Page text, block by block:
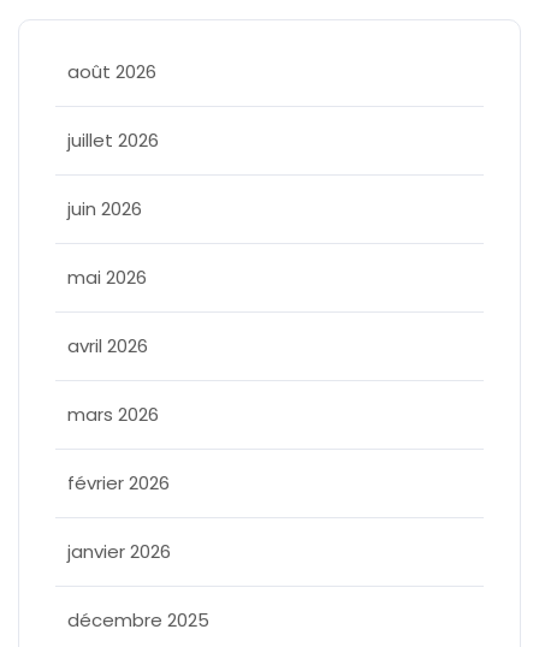
août 2026
juillet 2026
juin 2026
mai 2026
avril 2026
mars 2026
février 2026
janvier 2026
décembre 2025